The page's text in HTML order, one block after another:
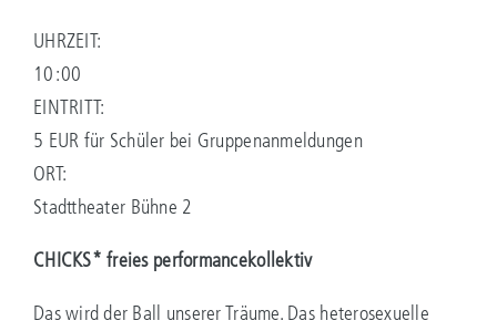
UHRZEIT:
10:00
EINTRITT:
5 EUR für Schüler bei Gruppenanmeldungen
ORT:
Stadttheater Bühne 2
CHICKS* freies performancekollektiv
Das wird der Ball unserer Träume. Das heterosexuelle